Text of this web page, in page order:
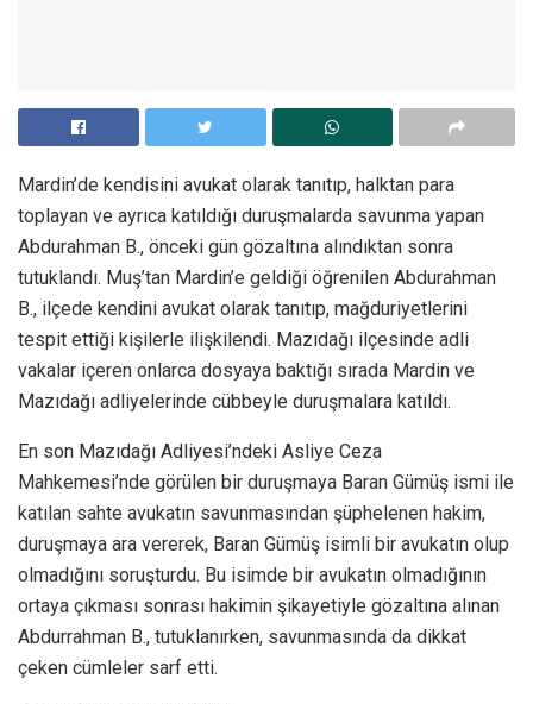
Mardin’de kendisini avukat olarak tanıtıp, halktan para
toplayan ve ayrıca katıldığı duruşmalarda savunma yapan
Abdurahman B., önceki gün gözaltına alındıktan sonra
tutuklandı. Muş’tan Mardin’e geldiği öğrenilen Abdurahman
B., ilçede kendini avukat olarak tanıtıp, mağduriyetlerini
tespit ettiği kişilerle ilişkilendi. Mazıdağı ilçesinde adli
vakalar içeren onlarca dosyaya baktığı sırada Mardin ve
Mazıdağı adliyelerinde cübbeyle duruşmalara katıldı.
En son Mazıdağı Adliyesi’ndeki Asliye Ceza
Mahkemesi’nde görülen bir duruşmaya Baran Gümüş ismi ile
katılan sahte avukatın savunmasından şüphelenen hakim,
duruşmaya ara vererek, Baran Gümüş isimli bir avukatın olup
olmadığını soruşturdu. Bu isimde bir avukatın olmadığının
ortaya çıkması sonrası hakimin şikayetiyle gözaltına alınan
Abdurrahman B., tutuklanırken, savunmasında da dikkat
çeken cümleler sarf etti.